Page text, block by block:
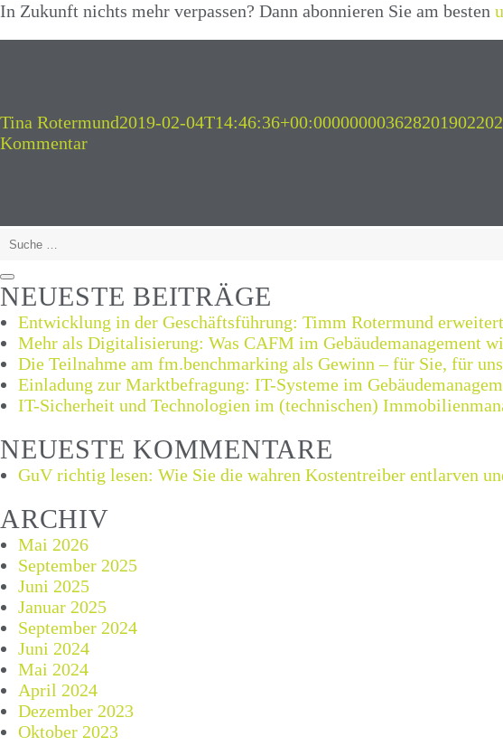
In Zukunft nichts mehr verpassen? Dann abonnieren Sie am besten
Autor
Tina RotermundVeröffentlicht
2019-02-04T14:46:36+00:000000003628201902
Kommentarzu
ist
Suche
Suchen
NEUESTE BEITRÄGE
Entwicklung in der Geschäftsführung: Timm Rotermund
Mehr als Digitalisierung: Was CAFM im Gebäudemanagement
Die Teilnahme am fm.benchmarking als Gewinn – für Sie, für
Einladung zur Marktbefragung: IT-Systeme im
IT-Sicherheit und Technologien im (technischen)
NEUESTE KOMMENTARE
GuV richtig lesen: Wie Sie die wahren Kostentreiber entlarven
ARCHIV
Mai 2026
September 2025
Juni 2025
Januar 2025
September 2024
Juni 2024
Mai 2024
April 2024
Dezember 2023
Oktober 2023